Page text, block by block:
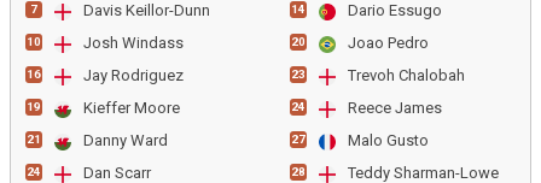
7 Davis Keillor-Dunn
10 Josh Windass
16 Jay Rodriguez
19 Kieffer Moore
21 Danny Ward
24 Dan Scarr
14 Dario Essugo
20 Joao Pedro
23 Trevoh Chalobah
24 Reece James
27 Malo Gusto
28 Teddy Sharman-Lowe